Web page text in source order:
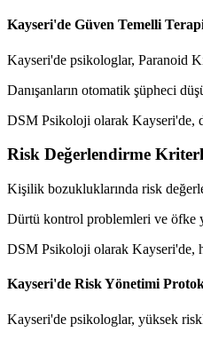
Kayseri'de Güven Temelli
Kayseri'de psikologlar, Paranoid
Danışanların otomatik şüpheci
DSM Psikoloji olarak Kayseri'de,
Risk Değerlendirme
Kişilik bozukluklarında risk
Dürtü kontrol problemleri ve öfke
DSM Psikoloji olarak Kayseri'de,
Kayseri'de Risk Yönetimi
Kayseri'de psikologlar, yüksek